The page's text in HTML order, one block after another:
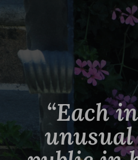
“Each